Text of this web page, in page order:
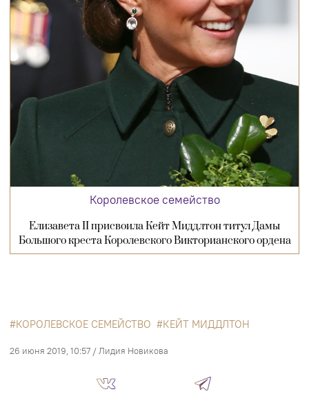
Королевское семейство
Елизавета II присвоила Кейт Миддлтон титул Дамы
Большого креста Королевского Викторианского ордена
КОРОЛЕВСКОЕ СЕМЕЙСТВО КЕЙТ МИДДЛТОН
26 июня 2019, 10:57 / Лидия Новикова